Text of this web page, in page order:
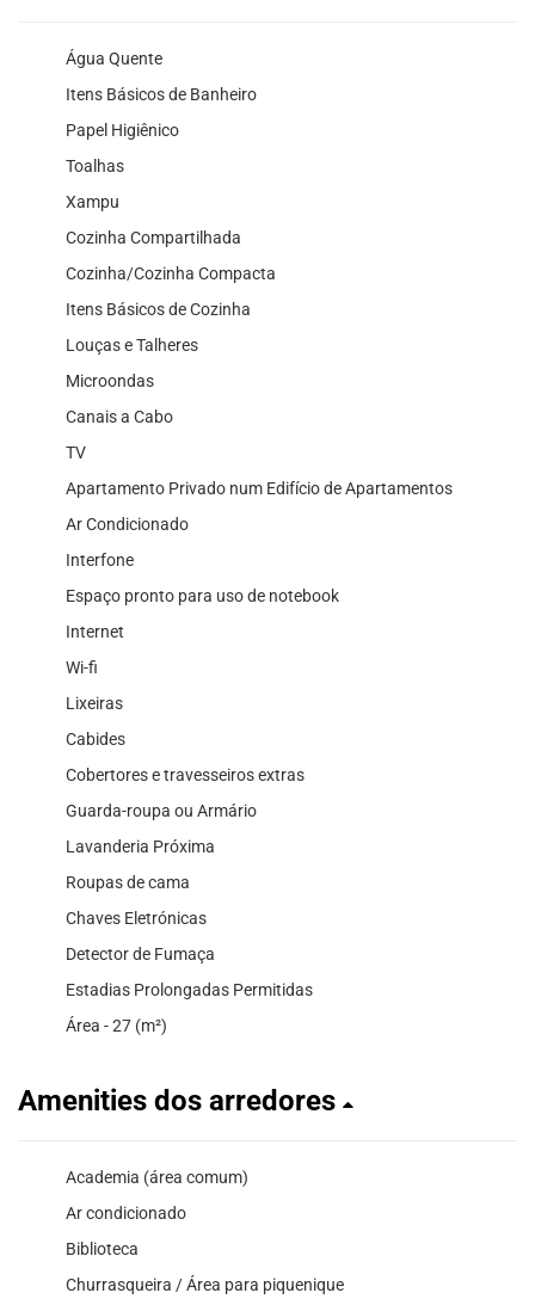
Água Quente
Itens Básicos de Banheiro
Papel Higiênico
Toalhas
Xampu
Cozinha Compartilhada
Cozinha/Cozinha Compacta
Itens Básicos de Cozinha
Louças e Talheres
Microondas
Canais a Cabo
TV
Apartamento Privado num Edifício de Apartamentos
Ar Condicionado
Interfone
Espaço pronto para uso de notebook
Internet
Wi-fi
Lixeiras
Cabides
Cobertores e travesseiros extras
Guarda-roupa ou Armário
Lavanderia Próxima
Roupas de cama
Chaves Eletrónicas
Detector de Fumaça
Estadias Prolongadas Permitidas
Área - 27 (m²)
Amenities dos arredores
Academia (área comum)
Ar condicionado
Biblioteca
Churrasqueira / Área para piquenique